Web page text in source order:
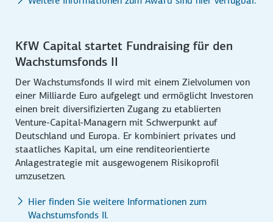
KfW Capital startet Fundraising für den
Wachstumsfonds II
Der Wachstumsfonds II wird mit einem Zielvolumen von
einer Milliarde Euro aufgelegt und ermöglicht Investoren
einen breit diversifizierten Zugang zu etablierten
Venture-Capital-Managern mit Schwerpunkt auf
Deutschland und Europa. Er kombiniert privates und
staatliches Kapital, um eine renditeorientierte
Anlagestrategie mit ausgewogenem Risikoprofil
umzusetzen.
Hier finden Sie weitere Informationen zum
Wachstumsfonds II.